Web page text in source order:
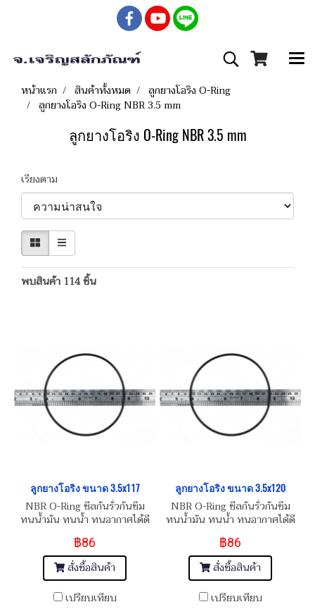
หน้าแรก สินค้าทั้งหมด
ลูกยางโอริง O-Ring
ลูกยางโอริง O-Ring NBR 3.5 mm
ลูกยางโอริง O-Ring NBR 3.5 mm
เรียงตาม
พบสินค้า 114 ชิ้น
ลูกยางโอริง ขนาด 3.5x117
NBR O-Ring ซีลกันรั่วกันซึม
ทนน้ำมัน ทนน้ำ ทนอากาศได้ดี
฿86
สั่งซื้อสินค้า
เปรียบเทียบ
ลูกยางโอริง ขนาด 3.5x120
NBR O-Ring ซีลกันรั่วกันซึม
ทนน้ำมัน ทนน้ำ ทนอากาศได้ดี
฿86
สั่งซื้อสินค้า
เปรียบเทียบ